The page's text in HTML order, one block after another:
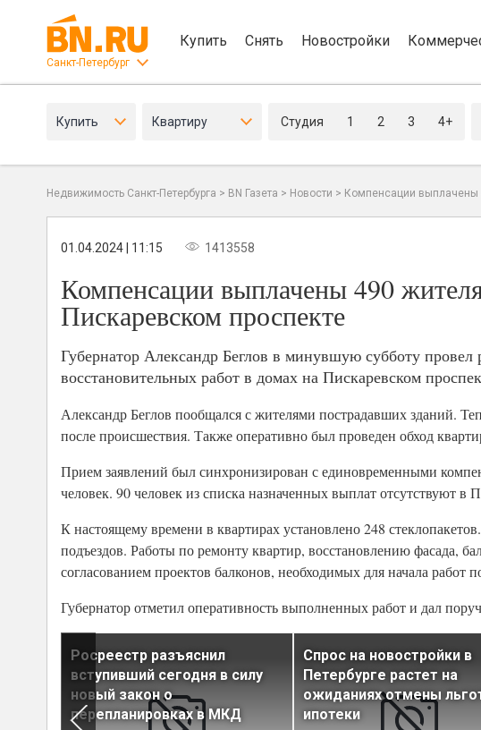
Санкт-Петербург
Купить Снять Новостройки
Купить Квартиру Студия 1 2 3 4+
Недвижимость Санкт-Петербурга > BN Газета > Новости > Компенсации выплачены
01.04.2024 | 11:15 1413558
Компенсации выплачены 490
Пискаревском проспекте
Губернатор Александр Беглов в минувшую субботу
восстановительных работ в домах на Пискаревском
Александр Беглов пообщался с жителями пострадавших зданий.
после происшествия. Также оперативно был проведен обход
Прием заявлений был синхронизирован с единовременными
человек. 90 человек из списка назначенных выплат отсутствуют
К настоящему времени в квартирах установлено 248
подъездов. Работы по ремонту квартир, восстановлению фасада,
согласованием проектов балконов, необходимых для начала работ
Губернатор отметил оперативность выполненных работ и дал
Росреестр разъяснил
вступивший сегодня в силу
новый закон о
перепланировках в МКД
Спрос на новостройки в
Петербурге растет на
ожиданиях отмены
ипотеки